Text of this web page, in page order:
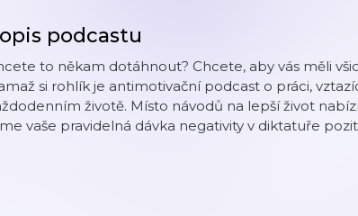
podcastu
to někam dotáhnout? Chcete, aby vás měli
si rohlík je antimotivační podcast o práci,
životě. Místo návodů na lepší život
vaše pravidelná dávka negativity v diktatuře